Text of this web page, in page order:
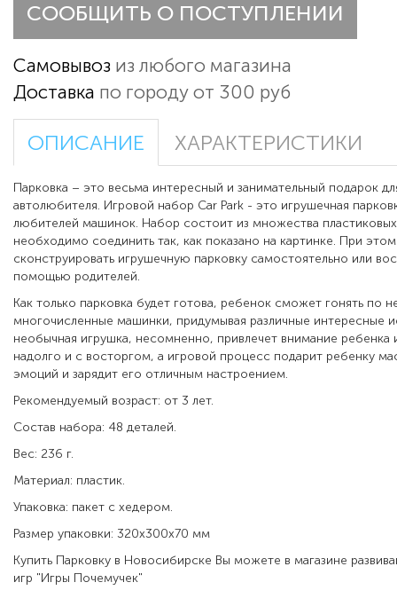
СООБЩИТЬ О ПОСТУПЛЕНИИ
Самовывоз из любого магазина
Доставка по городу от 300 руб
ОПИСАНИЕ ХАРАКТЕРИСТИКИ
Парковка – это весьма интересный и занимательный подарок
автолюбителя. Игровой набор Car Park - это игрушечная
любителей машинок. Набор состоит из множества
необходимо соединить так, как показано на картинке. При
сконструировать игрушечную парковку самостоятельно или
помощью родителей.
Как только парковка будет готова, ребенок сможет гонять по
многочисленные машинки, придумывая различные интересные
необычная игрушка, несомненно, привлечет внимание ребенка
надолго и с восторгом, а игровой процесс подарит ребенку
эмоций и зарядит его отличным настроением.
Рекомендуемый возраст: от 3 лет.
Состав набора: 48 деталей.
Вес: 236 г.
Материал: пластик.
Упаковка: пакет с хедером.
Размер упаковки: 320х300х70 мм
Купить Парковку в Новосибирске Вы можете в магазине
игр "Игры Почемучек"